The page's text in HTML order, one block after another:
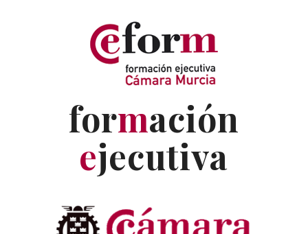
formación
ejecutiva